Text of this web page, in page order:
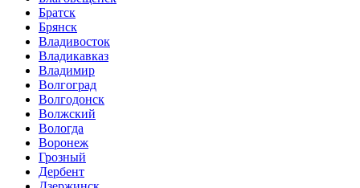
Братск
Брянск
Владивосток
Владикавказ
Владимир
Волгоград
Волгодонск
Волжский
Вологда
Воронеж
Грозный
Дербент